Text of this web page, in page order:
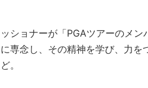
ショナーが「PGAツアーのメン
専念し、その精神を学び、力を
。